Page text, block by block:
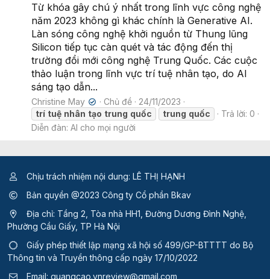
Từ khóa gây chú ý nhất trong lĩnh vực công nghệ
năm 2023 không gì khác chính là Generative AI.
Làn sóng công nghệ khởi nguồn từ Thung lũng
Silicon tiếp tục càn quét và tác động đến thị
trường đổi mới công nghệ Trung Quốc. Các cuộc
thảo luận trong lĩnh vực trí tuệ nhân tạo, do AI
sáng tạo dẫn...
Christine May ✔ Chủ đề
24/11/2023
trí tuệ nhân tạo trung quốc trung quốc
Trả lời: 0
Diễn đàn: AI cho mọi người
Chịu trách nhiệm nội dung: LÊ THỊ HẠNH
Bản quyền @2023 Công ty Cổ phần Bkav
Địa chỉ: Tầng 2, Tòa nhà HH1, Đường Dương Đình Nghệ,
Phường Cầu Giấy, TP Hà Nội
Giấy phép thiết lập mạng xã hội số 499/GP-BTTTT do Bộ
Thông tin và Truyền thông cấp ngày 17/10/2022
Email: quangcao.vnreview@gmail.com